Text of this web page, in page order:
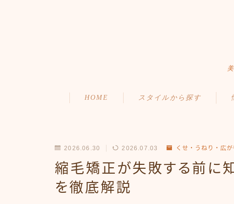
HOME
アクセス・サロン情報
ご予約
スタイルから探す
ミディアム
ロング
ボ
2026.06.30 2026.07.03 くせ・うねり・広が
縮毛矯正が失敗する前に
を徹底解説